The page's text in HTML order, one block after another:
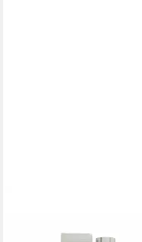
Classique Bad- & Duschgel